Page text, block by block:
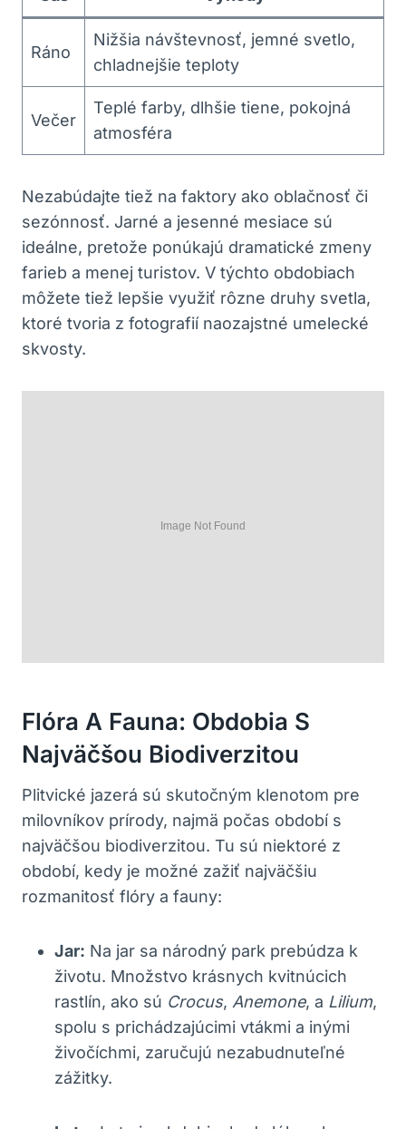
Ráno
Nižšia návštevnosť, jemné svetlo,
chladnejšie teploty
Večer
Teplé farby, dlhšie tiene, pokojná
atmosféra
Nezabúdajte tiež na faktory ako oblačnosť či
sezónnosť. Jarné a jesenné mesiace sú
ideálne, pretože ponúkajú dramatické zmeny
farieb a menej turistov. V týchto obdobiach
môžete tiež lepšie využiť rôzne druhy svetla,
ktoré tvoria z fotografií naozajstné umelecké
skvosty.
Flóra A Fauna: Obdobia S
Najväčšou Biodiverzitou
Plitvické jazerá sú skutočným klenotom pre
milovníkov prírody, najmä počas období s
najväčšou biodiverzitou. Tu sú niektoré z
období, kedy je možné zažiť najväčšiu
rozmanitosť flóry a fauny:
Jar: Na jar sa národný park prebúdza k
životu. Množstvo krásnych kvitnúcich
rastlín, ako sú Crocus, Anemone, a Lilium,
spolu s prichádzajúcimi vtákmi a inými
živočíchmi, zaručujú nezabudnuteľné
zážitky.